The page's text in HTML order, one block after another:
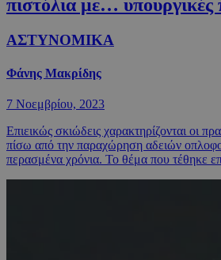
πιστόλια με… υπουργικές
ΑΣΤΥΝΟΜΙΚΑ
Φάνης Μακρίδης
7 Νοεμβρίου, 2023
Επιεικώς σκιώδεις χαρακτηρίζονται οι
πίσω από την παραχώρηση αδειών
περασμένα χρόνια. Το θέμα που τέθηκε